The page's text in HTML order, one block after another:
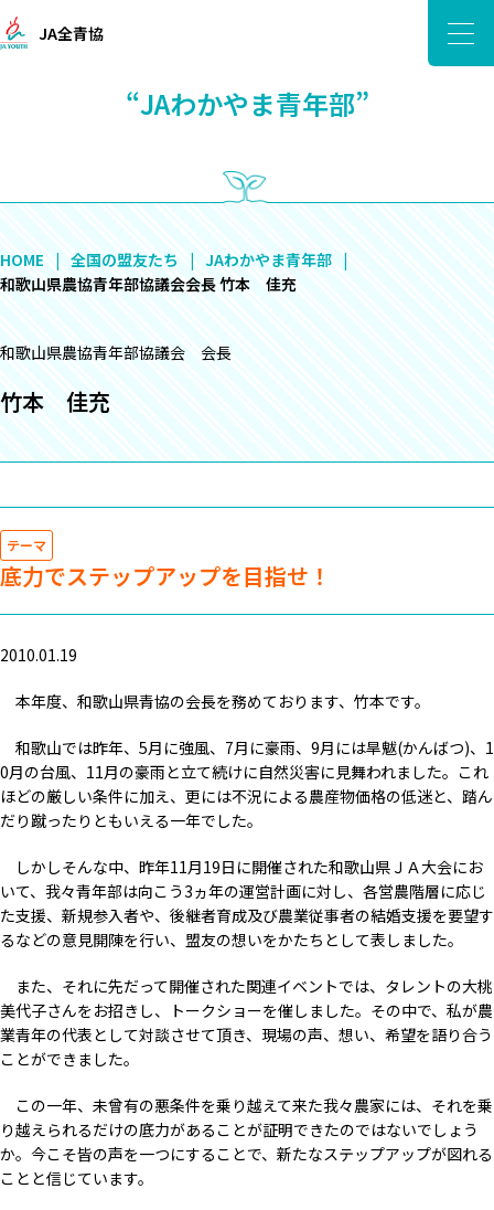
JA全青協
“JAわかやま青年部”
HOME 全国の盟友たち
JAわかやま青年部
和歌山県農協青年部協議会会長 竹本 佳充
和歌山県農協青年部協議会 会長
竹本 佳充
テーマ
底力でステップアップを目指せ！
2010.01.19
本年度、和歌山県青協の会長を務めております、竹本です。
和歌山では昨年、5月に強風、7月に豪雨、9月には旱魃(かんばつ)、1
0月の台風、11月の豪雨と立て続けに自然災害に見舞われました。これ
ほどの厳しい条件に加え、更には不況による農産物価格の低迷と、踏ん
だり蹴ったりともいえる一年でした。
しかしそんな中、昨年11月19日に開催された和歌山県ＪＡ大会にお
いて、我々青年部は向こう3ヵ年の運営計画に対し、各営農階層に応じ
た支援、新規参入者や、後継者育成及び農業従事者の結婚支援を要望す
るなどの意見開陳を行い、盟友の想いをかたちとして表しました。
また、それに先だって開催された関連イベントでは、タレントの大桃
美代子さんをお招きし、トークショーを催しました。その中で、私が農
業青年の代表として対談させて頂き、現場の声、想い、希望を語り合う
ことができました。
この一年、未曾有の悪条件を乗り越えて来た我々農家には、それを乗
り越えられるだけの底力があることが証明できたのではないでしょう
か。今こそ皆の声を一つにすることで、新たなステップアップが図れる
ことと信じています。